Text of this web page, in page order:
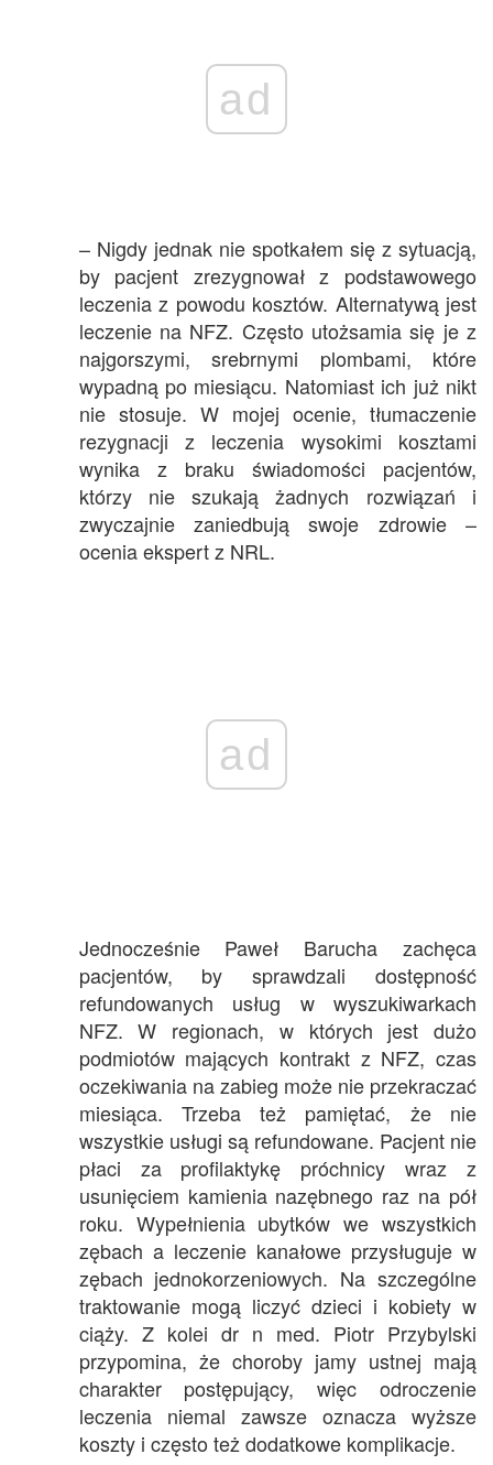
ad
– Nigdy jednak nie spotkałem się z sytuacją,
by pacjent zrezygnował z podstawowego
leczenia z powodu kosztów. Alternatywą jest
leczenie na NFZ. Często utożsamia się je z
najgorszymi, srebrnymi plombami, które
wypadną po miesiącu. Natomiast ich już nikt
nie stosuje. W mojej ocenie, tłumaczenie
rezygnacji z leczenia wysokimi kosztami
wynika z braku świadomości pacjentów,
którzy nie szukają żadnych rozwiązań i
zwyczajnie zaniedbują swoje zdrowie –
ocenia ekspert z NRL.
ad
Jednocześnie Paweł Barucha zachęca
pacjentów, by sprawdzali dostępność
refundowanych usług w wyszukiwarkach
NFZ. W regionach, w których jest dużo
podmiotów mających kontrakt z NFZ, czas
oczekiwania na zabieg może nie przekraczać
miesiąca. Trzeba też pamiętać, że nie
wszystkie usługi są refundowane. Pacjent nie
płaci za profilaktykę próchnicy wraz z
usunięciem kamienia nazębnego raz na pół
roku. Wypełnienia ubytków we wszystkich
zębach a leczenie kanałowe przysługuje w
zębach jednokorzeniowych. Na szczególne
traktowanie mogą liczyć dzieci i kobiety w
ciąży. Z kolei dr n med. Piotr Przybylski
przypomina, że choroby jamy ustnej mają
charakter postępujący, więc odroczenie
leczenia niemal zawsze oznacza wyższe
koszty i często też dodatkowe komplikacje.